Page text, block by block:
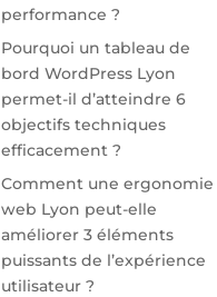
performance ?
Pourquoi un tableau de
bord WordPress Lyon
permet-il d’atteindre 6
objectifs techniques
efficacement ?
Comment une ergonomie
web Lyon peut-elle
améliorer 3 éléments
puissants de l’expérience
utilisateur ?